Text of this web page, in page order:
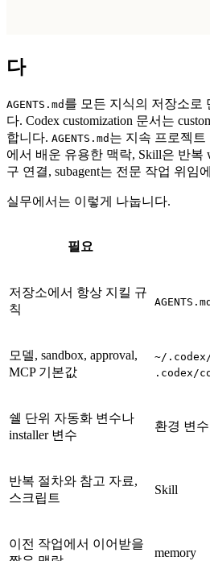
다
AGENTS.md 를 모든 지식의 저장소로
다. Codex customization 문서는
합니다. AGENTS.md 는 지속 프로젝트
에서 배운 유용한 맥락, Skill은 반복
구 연결, subagent는 전문 작업 위임
실무에서는 이렇게 나눕니다.
필요
저장소에서 항상 지킬 규
칙
AGENTS.md
모델, sandbox, approval,
MCP 기본값
~/
.codex/
쉘 단위 자동화 변수나
installer 변수
환경 변수
반복 절차와 참고 자료,
스크립트
Skill
이전 작업에서 이어받을
memory